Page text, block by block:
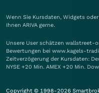
Wenn Sie Kursdaten, Widgets
Ihnen ARIVA gerne.
Unsere User schätzen wallstreet-
Bewertungen bei www.kagels-
Zeitverzögerung der Kursdaten:
NYSE +20 Min. AMEX +20 Min.
Copyright © 1998-2026